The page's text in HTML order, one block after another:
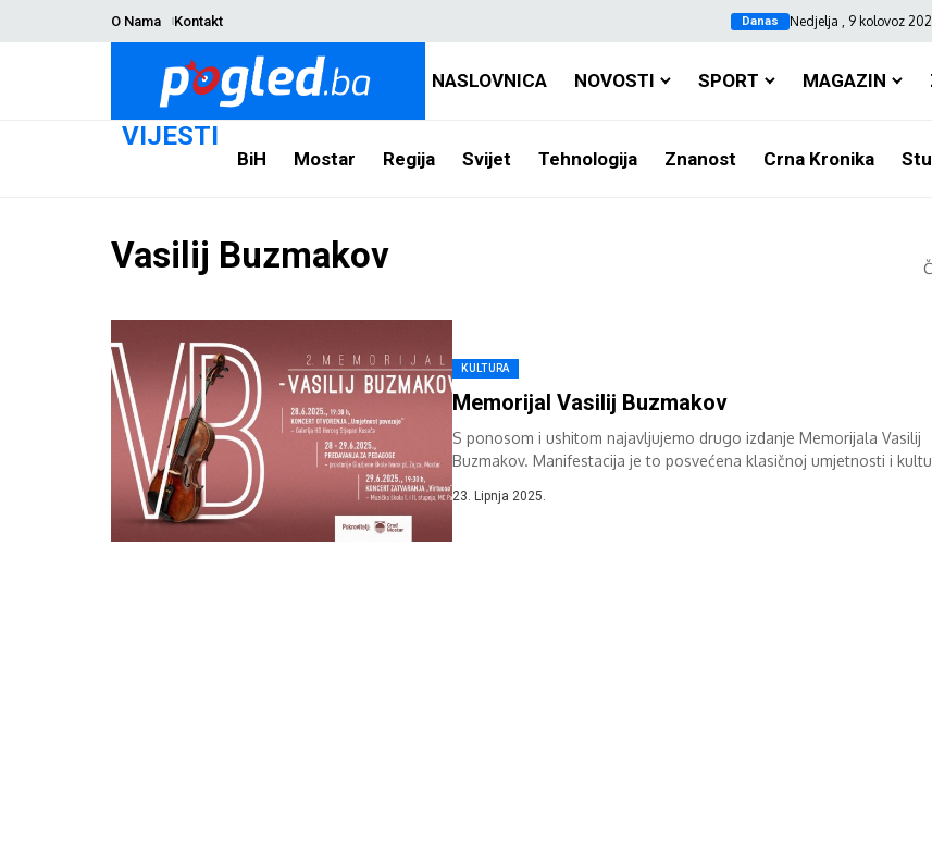
O Nama Kontakt Danas Nedjelja , 9 kolovoz
NASLOVNICA NOVOSTI SPORT MAGAZIN
VIJESTI
BiH Mostar Regija Svijet Tehnologija Znanost Crna Kronika
Vasilij Buzmakov
KULTURA
Memorijal Vasilij Buzmakov
S ponosom i ushitom najavljujemo drugo izdanje Memorijala Vasilij
Buzmakov. Manifestacija je to posvećena klasičnoj umjetnosti i
23. Lipnja 2025.